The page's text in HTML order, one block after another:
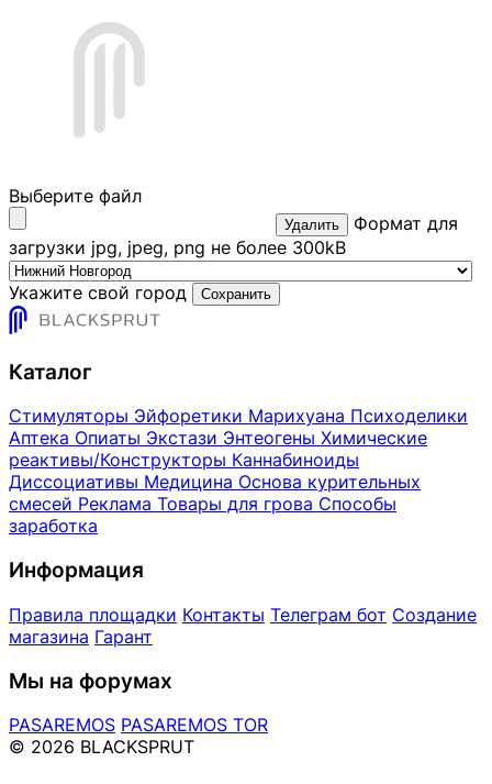
Выберите файл
Удалить
Формат для
загрузки jpg, jpeg, png не более 300kB
Укажите свой город Сохранить
Каталог
Стимуляторы Эйфоретики Марихуана Психоделики
Аптека Опиаты Экстази Энтеогены Химические
реактивы/Конструкторы Каннабиноиды
Диссоциативы Медицина Основа курительных
смесей Реклама Товары для грова Способы
заработка
Информация
Правила площадки Контакты Телеграм бот Создание
магазина Гарант
Мы на форумах
PASAREMOS PASAREMOS TOR
© 2026 BLACKSPRUT